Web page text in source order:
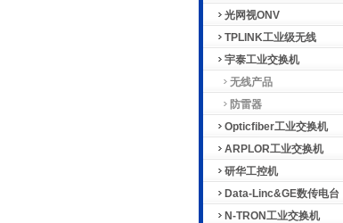
光网视ONV
TPLINK工业级无线
宇泰工业交换机
无线产品
防雷器
Opticfiber工业交换机
ARPLOR工业交换机
研华工控机
Data-Linc&GE数传电台
N-TRON工业交换机